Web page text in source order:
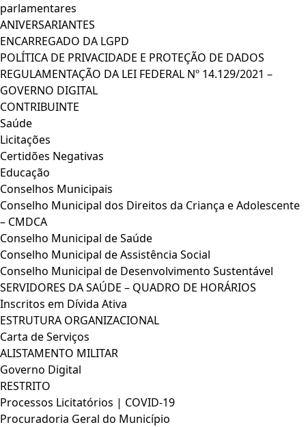
parlamentares
ANIVERSARIANTES
ENCARREGADO DA LGPD
POLÍTICA DE PRIVACIDADE E PROTEÇÃO DE DADOS
REGULAMENTAÇÃO DA LEI FEDERAL Nº 14.129/2021 –
GOVERNO DIGITAL
CONTRIBUINTE
Saúde
Licitações
Certidões Negativas
Educação
Conselhos Municipais
Conselho Municipal dos Direitos da Criança e Adolescente
– CMDCA
Conselho Municipal de Saúde
Conselho Municipal de Assistência Social
Conselho Municipal de Desenvolvimento Sustentável
SERVIDORES DA SAÚDE – QUADRO DE HORÁRIOS
Inscritos em Dívida Ativa
ESTRUTURA ORGANIZACIONAL
Carta de Serviços
ALISTAMENTO MILITAR
Governo Digital
RESTRITO
Processos Licitatórios | COVID-19
Procuradoria Geral do Município